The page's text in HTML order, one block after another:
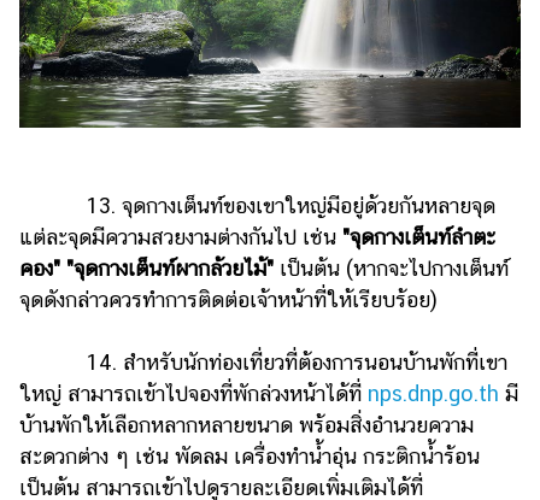
13. จุดกางเต็นท์ของเขาใหญ่มีอยู่ด้วยกันหลายจุด
แต่ละจุดมีความสวยงามต่างกันไป เช่น "จุดกางเต็นท์ลำตะ
คอง" "จุดกางเต็นท์ผากล้วยไม้" เป็นต้น (หากจะไปกางเต็นท์
จุดดังกล่าวควรทำการติดต่อเจ้าหน้าที่ให้เรียบร้อย)
14. สำหรับนักท่องเที่ยวที่ต้องการนอนบ้านพักที่เขา
ใหญ่ สามารถเข้าไปจองที่พักล่วงหน้าได้ที่ nps.dnp.go.th มี
บ้านพักให้เลือกหลากหลายขนาด พร้อมสิ่งอำนวยความ
สะดวกต่าง ๆ เช่น พัดลม เครื่องทำน้ำอุ่น กระติกน้ำร้อน
เป็นต้น สามารถเข้าไปดูรายละเอียดเพิ่มเติมได้ที่